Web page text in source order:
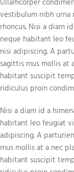
Ullamcorper
vestibulum nibh urna
rhoncus. Nisi a diam
neque habitant leo
nisi adipiscing. A
sagittis mus mollis at
habitant suscipit
ridiculus proin
Nisi a diam id a
habitant leo feugiat
adipiscing. A
mus mollis at a nec
habitant suscipit